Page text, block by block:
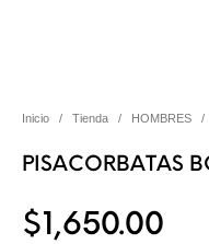
Inicio / Tienda / HOMBRES /
PISACORBATAS
$ 1,650.00